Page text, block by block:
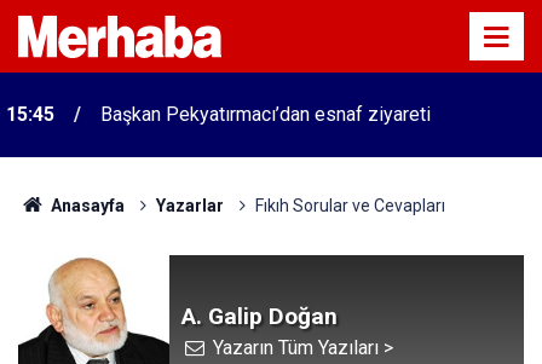
15:45 Başkan Pekyatırmacı’dan esnaf ziyareti
Anasayfa Yazarlar Fıkıh Sorular ve Cevapları
A. Galip Doğan
Yazarın Tüm Yazıları >